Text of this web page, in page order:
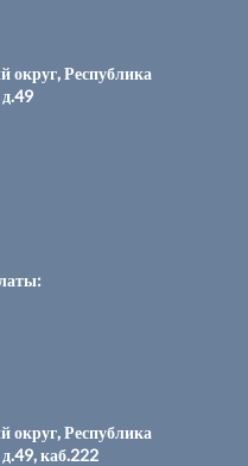
Республика
Республика
каб.222